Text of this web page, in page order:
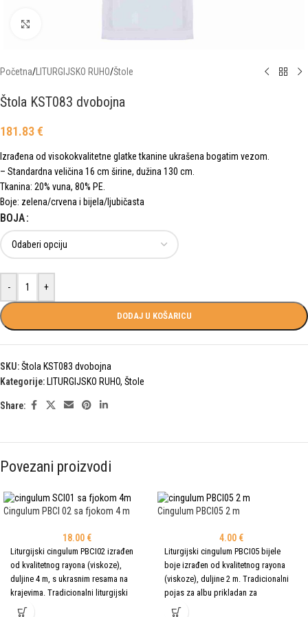
Početna/ LITURGIJSKO RUHO/Štole
Štola KST083 dvobojna
181.83€
Izrađena od visokokvalitetne glatke tkanine ukrašena bogatim vezom.
– Standardna veličina 16 cm širine, dužina 130 cm.
Tkanina: 20% vuna, 80% PE.
Boje: zelena/crvena i bijela/ljubičasta
BOJA
- +
DODAJ U KOŠARICU
SKU:Štola KST083 dvobojna
Kategorije: LITURGIJSKO RUHO, Štole
Share:
Povezani proizvodi
Cingulum PBCI 02 sa fjokom 4 m
18.00 €
Liturgijski cingulum PBCI02 izrađen
od kvalitetnog rayona (viskoze),
duljine 4 m, s ukrasnim resama na
krajevima. Tradicionalni liturgijski
pojas za albu za svakodnevnu i
Cingulum PBCI05 2 m
4.00 €
Liturgijski cingulum PBCI05 bijele
boje izrađen od kvalitetnog rayona
(viskoze), duljine 2 m. Tradicionalni
pojas za albu prikladan za
svakodnevnu i svečanu liturgijsku